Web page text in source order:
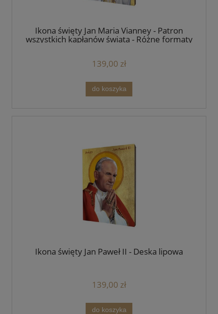
Ikona święty Jan Maria Vianney - Patron
wszystkich kapłanów świata - Różne formaty
139,00 zł
do koszyka
Ikona święty Jan Paweł II - Deska lipowa
139,00 zł
do koszyka